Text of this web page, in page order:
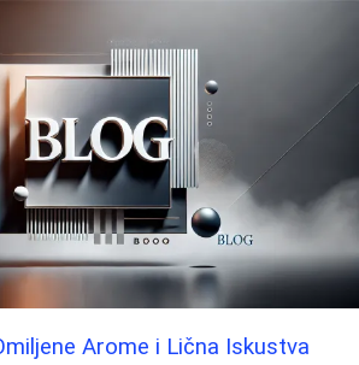
Arome i Lična Iskustva